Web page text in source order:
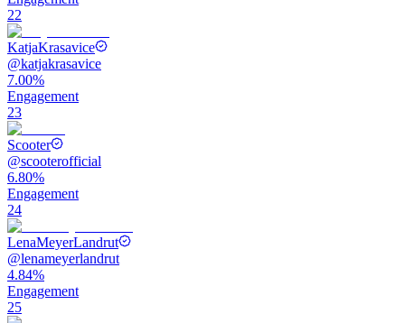
22
KatjaKrasavice
@katjakrasavice
7.00%
Engagement
23
Scooter
@scooterofficial
6.80%
Engagement
24
LenaMeyerLandrut
@lenameyerlandrut
4.84%
Engagement
25